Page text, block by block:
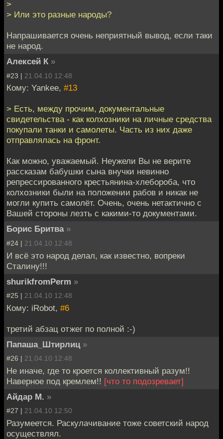
>
> Или это разные народы?
Напрашивается очень неприятный вывод, если таки
не народ.
Алексей К »
#23 | 21.04.10 12:48
Кому: Yankee, #13
> Есть, между прочим, документальные
свидетельства - как колхозники на личные средства
покупали танки и самолеты. Часть из них даже
отправлялась на фронт.
Как можно, уважаемый. Неужели Вы не верите
рассказам бабушки сына внучки невинно
репрессированного крестьянина-хлебороба, что
колхозники были на положении рабов и никак не
могли купить самолёт. Очень, очень нетактично с
Вашей стороны лезть с какими-то документами.
Борис Бритва »
#24 | 21.04.10 12:48
И всё это народ делал, как известно, вопреки
Сталину!!!
shurikfromPerm »
#25 | 21.04.10 12:48
Кому: iRobot, #6
третий абзац отжег по полной :-)
Папаша_Штирлиц »
#26 | 21.04.10 12:48
Не иначе, где то кроется коллективный разум!!
Наверное под кремлем!! [что то подозревает]
Айдар М. »
#27 | 21.04.10 12:50
Разумеется. Раскулачивание тоже советский народ
осуществлял.